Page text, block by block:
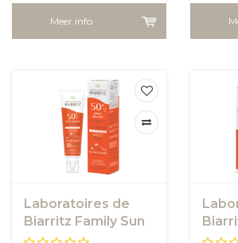
Meer info
Laboratoires de
Biarritz Family Sun
Spray SPF50+